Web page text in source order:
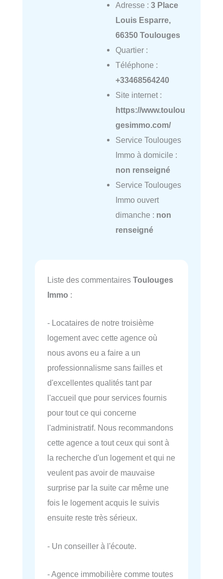
Adresse : 3 Place
Louis Esparre,
66350 Toulouges
Quartier :
Téléphone :
+33468564240
Site internet :
https://www.toulou
gesimmo.com/
Service Toulouges
Immo à domicile :
non renseigné
Service Toulouges
Immo ouvert
dimanche : non
renseigné
Liste des commentaires Toulouges
Immo :
- Locataires de notre troisième
logement avec cette agence où
nous avons eu a faire a un
professionnalisme sans failles et
d'excellentes qualités tant par
l'accueil que pour services fournis
pour tout ce qui concerne
l'administratif. Nous recommandons
cette agence a tout ceux qui sont à
la recherche d'un logement et qui ne
veulent pas avoir de mauvaise
surprise par la suite car même une
fois le logement acquis le suivis
ensuite reste très sérieux.
- Un conseiller à l'écoute.
- Agence immobilière comme toutes